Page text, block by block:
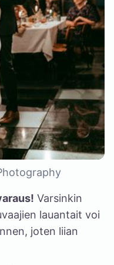
Varsinkin
lauantait voi
joten liian